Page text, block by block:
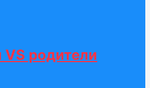
родители